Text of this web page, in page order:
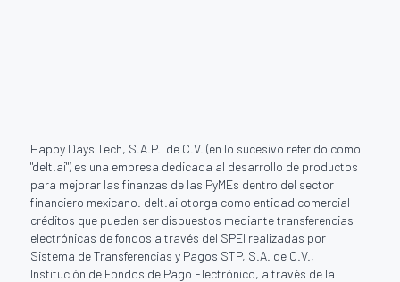
Happy Days Tech, S.A.P.I de C.V. (en lo sucesivo referido como
"delt.ai") es una empresa dedicada al desarrollo de productos
para mejorar las finanzas de las PyMEs dentro del sector
financiero mexicano. delt.ai otorga como entidad comercial
créditos que pueden ser dispuestos mediante transferencias
electrónicas de fondos a través del SPEI realizadas por
Sistema de Transferencias y Pagos STP, S.A. de C.V.,
Institución de Fondos de Pago Electrónico, a través de la